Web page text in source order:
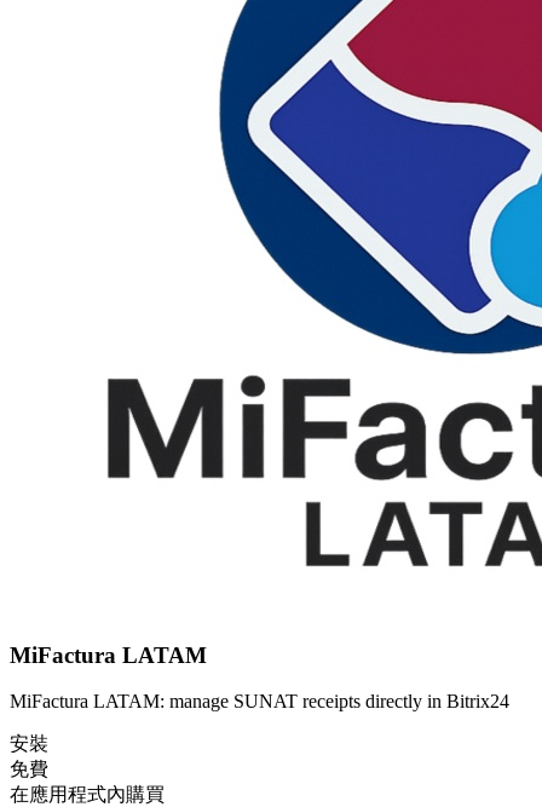
MiFactura LATAM
MiFactura LATAM: manage SUNAT receipts directly in Bitrix24
安裝
免費
在應用程式內購買